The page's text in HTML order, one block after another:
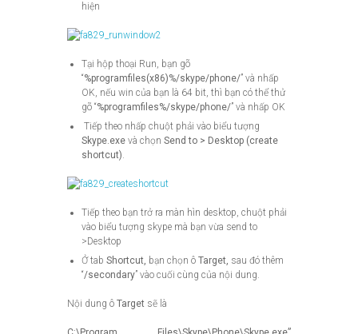
hiện
Tại hộp thoại Run, bạn gõ
“%programfiles(x86)%/skype/phone/” và nhấp
OK, nếu win của bạn là 64 bit, thì bạn có thể thử
gõ “%programfiles%/skype/phone/” và nhấp OK
Tiếp theo nhấp chuột phải vào biểu tượng
Skype.exe và chọn Send to > Desktop (create
shortcut).
Tiếp theo bạn trở ra màn hìn desktop, chuột phải
vào biểu tượng skype mà bạn vừa send to
>Desktop
Ở tab Shortcut, bạn chọn ô Target, sau đó thêm
“/secondary” vào cuối cùng của nội dung.
Nội dung ô Target sẽ là